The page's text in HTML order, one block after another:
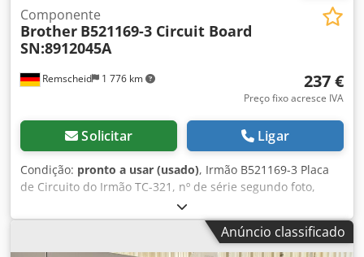
Remscheid 1 776 km
Componente
Brother B521169-3 Circuit Board
SN:8912045A
237 €
Preço fixo acresce IVA
Solicitar Ligar
Condição: pronto a usar (usado), Irmão B521169-3 Placa
de Circuito do Irmão TC-321, nº de série segundo foto,
usada, bom estado, 100% funcional Credpfx Asi D Ulkok Esf
Anúncio classificado